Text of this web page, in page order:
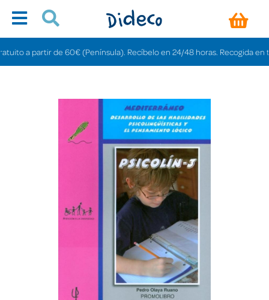
a partir de 60€ (Península). Recíbelo en 24/48 horas. Recogida en